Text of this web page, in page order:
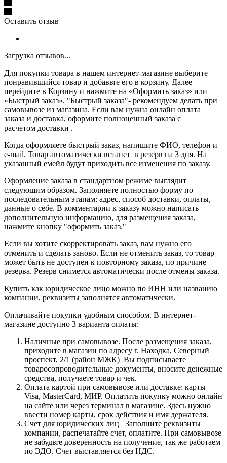
Оставить отзыв
Загрузка отзывов...
Для покупки товара в нашем интернет-магазине выберите
понравившийся товар и добавьте его в корзину. Далее
перейдите в Корзину и нажмите на «Оформить заказ» или
«Быстрый заказ». "Быстрый заказа"- рекомендуем делать при
самовывозе из магазина. Если вам нужна онлайн оплата
заказа и доставка, оформите полноценный заказа с
расчетом доставки .
Когда оформляете быстрый заказ, напишите ФИО, телефон и
e-mail. Товар автоматически встанет в резерв на 3 дня. На
указанный емейл будут приходить все изменения по заказу.
Оформление заказа в стандартном режиме выглядит
следующим образом. Заполняете полностью форму по
последовательным этапам: адрес, способ доставки, оплаты,
данные о себе. В комментарии к заказу можно написать
дополнительную информацию, для размещения заказа,
нажмите кнопку "оформить заказ."
Если вы хотите скорректировать заказ, вам нужно его
отменить и сделать заново. Если не отменить заказ, то товар
может быть не доступен к повторному заказа, по причине
резерва. Резерв снимется автоматически после отмены заказа.
Купить как юридическое лицо можно по ИНН или названию
компании, реквизиты заполнятся автоматически.
Оплачивайте покупки удобным способом. В интернет-
магазине доступно 3 варианта оплаты:
Наличные при самовывозе. После размещения заказа,
приходите в магазин по адресу г. Находка, Северный
проспект, 2/1 (район МЖК) Вы подписываете
товаросопроводительные документы, вносите денежные
средства, получаете товар и чек.
Оплата картой при самовывозе или доставке: карты
Visa, MasterCard, МИР. Оплатить покупку можно онлайн
на сайте или через терминал в магазине. Здесь нужно
ввести номер карты, срок действия и имя держателя.
Счет для юридических лиц Заполните реквизиты
компании, распечатайте счет, оплатите. При самовывозе
не забудьте доверенность на получение, так же работаем
по ЭДО. Счет выставляется без НДС.